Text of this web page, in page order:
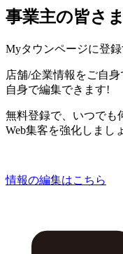
事業主の皆さま
Myタウンページに登録
店舗/企業情報をご自
自身で編集できます!
無料登録で、いつでも
Web集客を強化しまし
情報の編集はこちら